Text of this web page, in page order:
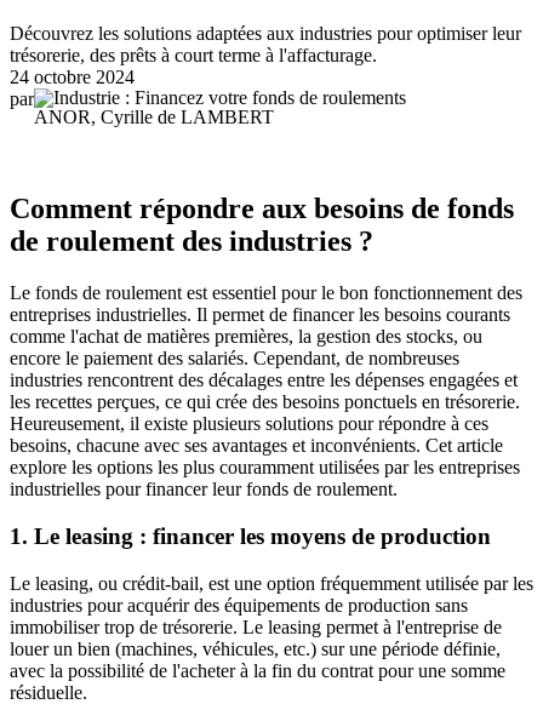
Découvrez les solutions adaptées aux industries pour optimiser leur
trésorerie, des prêts à court terme à l'affacturage.
24 octobre 2024
par
ANOR, Cyrille de LAMBERT
Comment répondre aux besoins de fonds
de roulement des industries ?
Le fonds de roulement est essentiel pour le bon fonctionnement des
entreprises industrielles. Il permet de financer les besoins courants
comme l'achat de matières premières, la gestion des stocks, ou
encore le paiement des salariés. Cependant, de nombreuses
industries rencontrent des décalages entre les dépenses engagées et
les recettes perçues, ce qui crée des besoins ponctuels en trésorerie.
Heureusement, il existe plusieurs solutions pour répondre à ces
besoins, chacune avec ses avantages et inconvénients. Cet article
explore les options les plus couramment utilisées par les entreprises
industrielles pour financer leur fonds de roulement.
1. Le leasing : financer les moyens de production
Le leasing, ou crédit-bail, est une option fréquemment utilisée par les
industries pour acquérir des équipements de production sans
immobiliser trop de trésorerie. Le leasing permet à l'entreprise de
louer un bien (machines, véhicules, etc.) sur une période définie,
avec la possibilité de l'acheter à la fin du contrat pour une somme
résiduelle.